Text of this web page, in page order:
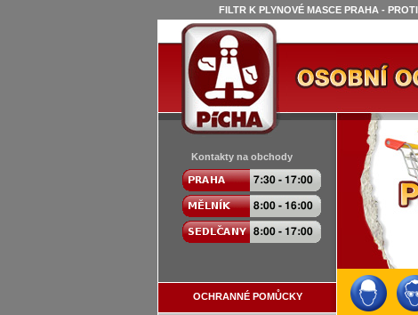
FILTR K PLYNOVÉ MASCE PRAHA -
Kontakty na obchody
OCHRANNÉ POMŮCKY